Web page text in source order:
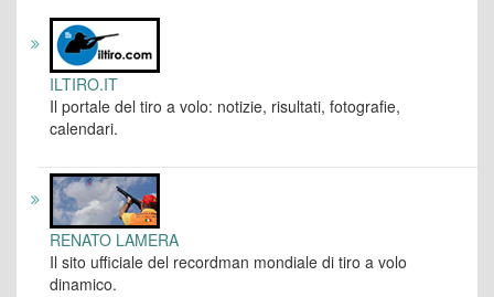
ILTIRO.IT
Il portale del tiro a volo: notizie, risultati, fotografie,
calendari.
RENATO LAMERA
Il sito ufficiale del recordman mondiale di tiro a volo
dinamico.